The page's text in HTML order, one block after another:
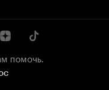
помочь.